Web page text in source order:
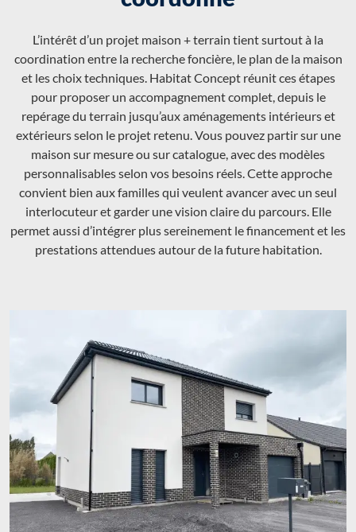
L’intérêt d’un projet maison + terrain tient surtout à la
coordination entre la recherche foncière, le plan de la maison
et les choix techniques. Habitat Concept réunit ces étapes
pour proposer un accompagnement complet, depuis le
repérage du terrain jusqu’aux aménagements intérieurs et
extérieurs selon le projet retenu. Vous pouvez partir sur une
maison sur mesure ou sur catalogue, avec des modèles
personnalisables selon vos besoins réels. Cette approche
convient bien aux familles qui veulent avancer avec un seul
interlocuteur et garder une vision claire du parcours. Elle
permet aussi d’intégrer plus sereinement le financement et les
prestations attendues autour de la future habitation.